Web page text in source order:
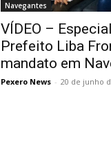
Navegantes
VÍDEO –
Prefeito Liba
mandato em
Pexero News - 20 de junho